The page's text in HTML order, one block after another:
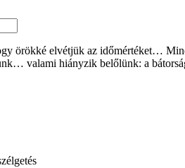
örökké elvétjük az időmértéket…
valami hiányzik belőlünk: a